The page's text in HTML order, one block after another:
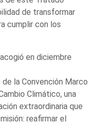
de transformar
cumplir con los
en diciembre
la Convención Marco
Climático, una
extraordinaria que
reafirmar el